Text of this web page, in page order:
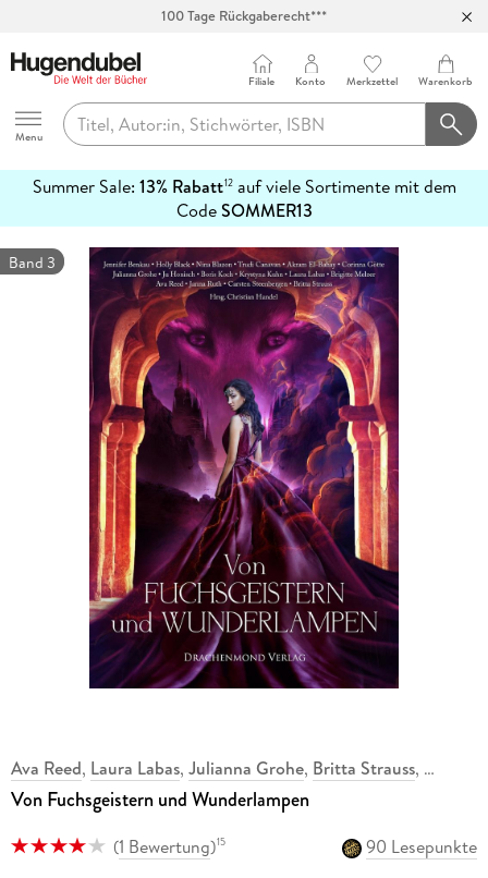
100 Tage Rückgaberecht***
Hugendubel
Menu
Filiale Konto Merkzettel Warenkorb
Summer Sale: 13% Rabatt12auf viele Sortimente mit dem
CodeSOMMER13
erfahren
Band 3
Ava Reed, Laura Labas, Julianna Grohe, Britta Strauss,
Von Fuchsgeistern und Wunderlampen
(1 Bewertung)15
90 Lesepunkte